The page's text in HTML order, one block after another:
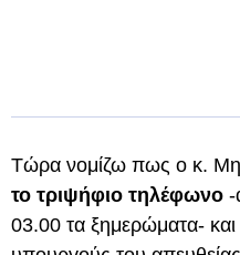
Τώρα νομίζω πως ο κ.
το τριψήφιο τηλέφωνο -
03.00 τα ξημερώματα- και